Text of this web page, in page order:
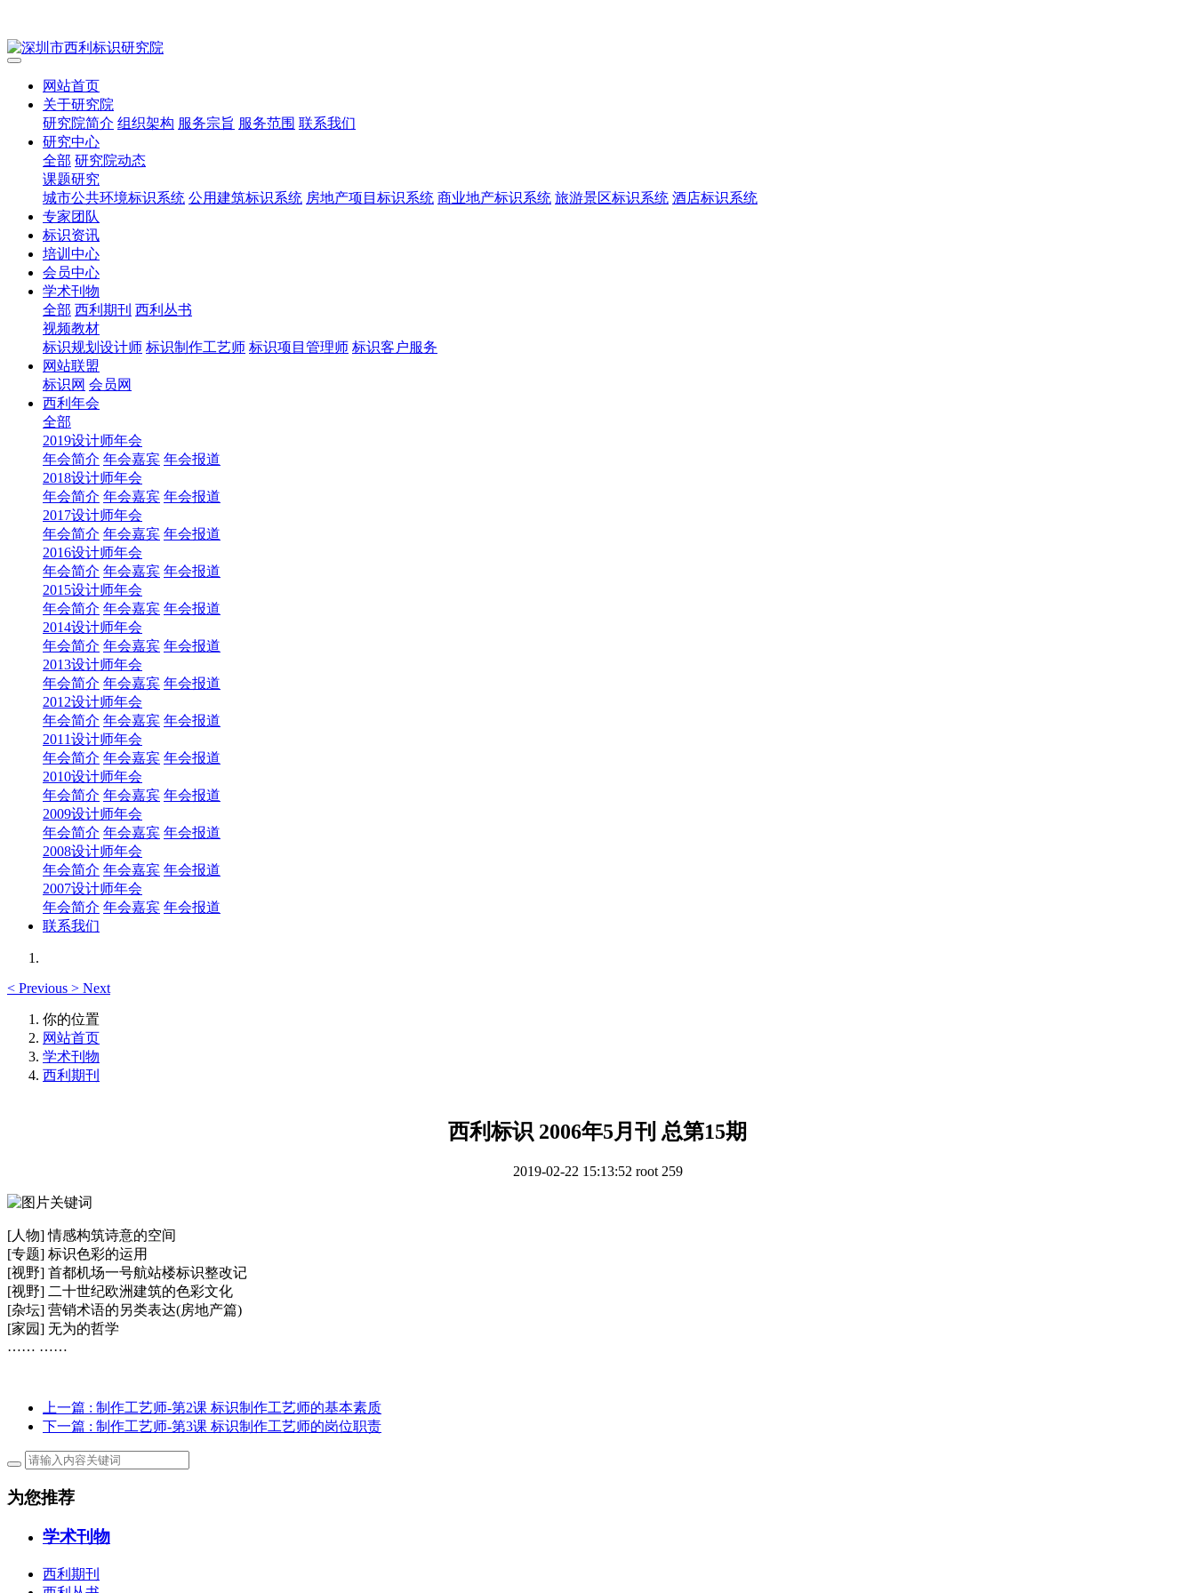
网站首页
关于研究院
研究院简介 组织架构 服务宗旨 服务范围 联系我们
研究中心
全部 研究院动态
课题研究
城市公共环境标识系统 公用建筑标识系统 房地产项目标识系统 商业地产标识系统 旅游景区标识系统 酒店标识系统
专家团队
标识资讯
培训中心
会员中心
学术刊物
全部 西利期刊 西利丛书
视频教材
标识规划设计师 标识制作工艺师 标识项目管理师 标识客户服务
网站联盟
标识网 会员网
西利年会
全部
2019设计师年会
年会简介 年会嘉宾 年会报道
2018设计师年会
年会简介 年会嘉宾 年会报道
2017设计师年会
年会简介 年会嘉宾 年会报道
2016设计师年会
年会简介 年会嘉宾 年会报道
2015设计师年会
年会简介 年会嘉宾 年会报道
2014设计师年会
年会简介 年会嘉宾 年会报道
2013设计师年会
年会简介 年会嘉宾 年会报道
2012设计师年会
年会简介 年会嘉宾 年会报道
2011设计师年会
年会简介 年会嘉宾 年会报道
2010设计师年会
年会简介 年会嘉宾 年会报道
2009设计师年会
年会简介 年会嘉宾 年会报道
2008设计师年会
年会简介 年会嘉宾 年会报道
2007设计师年会
年会简介 年会嘉宾 年会报道
联系我们
< Previous > Next
你的位置
网站首页
学术刊物
西利期刊
西利标识 2006年5月刊 总第15期
2019-02-22 15:13:52 root 259
[人物] 情感构筑诗意的空间
[专题] 标识色彩的运用
[视野] 首都机场一号航站楼标识整改记
[视野] 二十世纪欧洲建筑的色彩文化
[杂坛] 营销术语的另类表达(房地产篇)
[家园] 无为的哲学
…… ……
上一篇 : 制作工艺师-第2课 标识制作工艺师的基本素质
下一篇 : 制作工艺师-第3课 标识制作工艺师的岗位职责
为您推荐
学术刊物
西利期刊